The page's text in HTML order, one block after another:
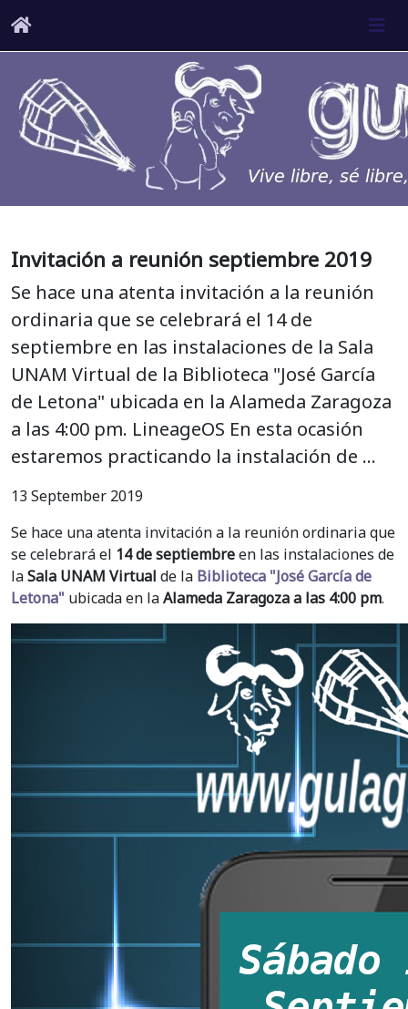
Invitación a reunión septiembre 2019
Se hace una atenta invitación a la reunión
ordinaria que se celebrará el 14 de
septiembre en las instalaciones de la Sala
UNAM Virtual de la Biblioteca "José García
de Letona" ubicada en la Alameda Zaragoza
a las 4:00 pm. LineageOS En esta ocasión
estaremos practicando la instalación de …
13 September 2019
Se hace una atenta invitación a la reunión ordinaria que
se celebrará el 14 de septiembreen las instalaciones de
laSala UNAM Virtual de la Biblioteca "José García de
Letona" ubicada en laAlameda Zaragoza a las 4:00 pm.